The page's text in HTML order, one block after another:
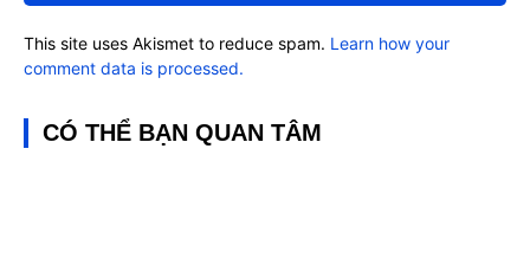
This site uses Akismet to reduce spam. Learn how your
comment data is processed.
CÓ THỂ BẠN QUAN TÂM